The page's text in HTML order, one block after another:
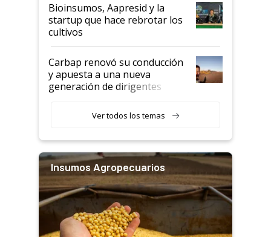
Bioinsumos, Aapresid y la
startup que hace rebrotar los
cultivos
Carbap renovó su conducción
y apuesta a una nueva
generación de dirigentes
Ver todos los temas
Insumos Agropecuarios